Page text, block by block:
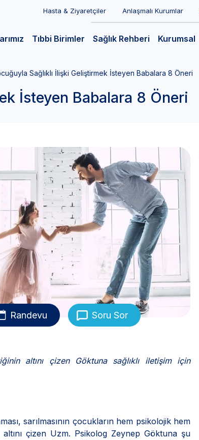
Hasta & Ziyaretçiler Anlaşmalı Kurumlar
Tıbbi Birimler Sağlık Rehberi Kurumsal
Sağlıklı İlişki Geliştirmek İsteyen Babalara 8 Öneri
İsteyen Babalara 8 Öneri
Randevu Soru Sor
altını çizen Göktuna sağlıklı iletişim için
sarılmasının çocukların hem psikolojik hem
çizen Uzm. Psikolog Zeynep Göktuna şu